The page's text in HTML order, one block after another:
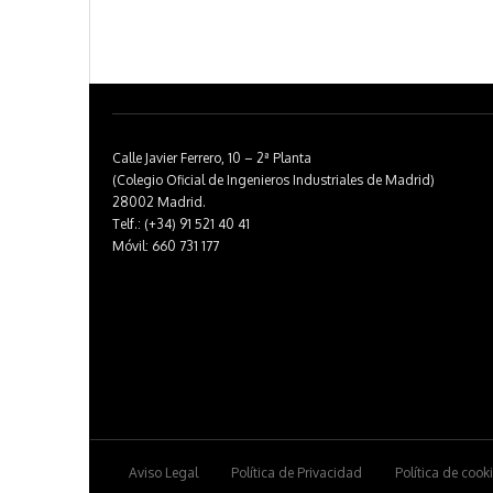
Calle Javier Ferrero, 10 – 2ª Planta
(Colegio Oficial de Ingenieros Industriales de Madrid)
28002 Madrid.
Telf.: (+34) 91 521 40 41
Móvil: 660 731 177
Aviso Legal Política de Privacidad Política de